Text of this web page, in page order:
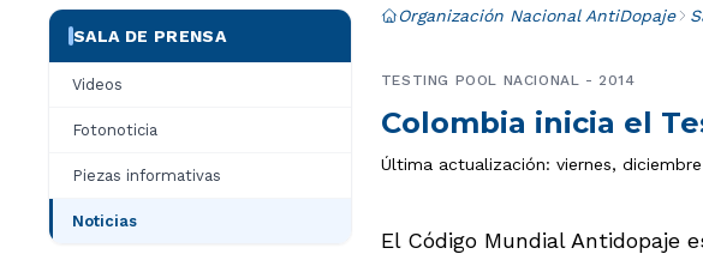
SALA DE PRENSA
Videos
Fotonoticia
Piezas informativas
Noticias
Organización Nacional AntiDopaje
Colombia inicia el
TESTING POOL NACIONAL - 2014
Última actualización: viernes,
El Código Mundial Antidopaje